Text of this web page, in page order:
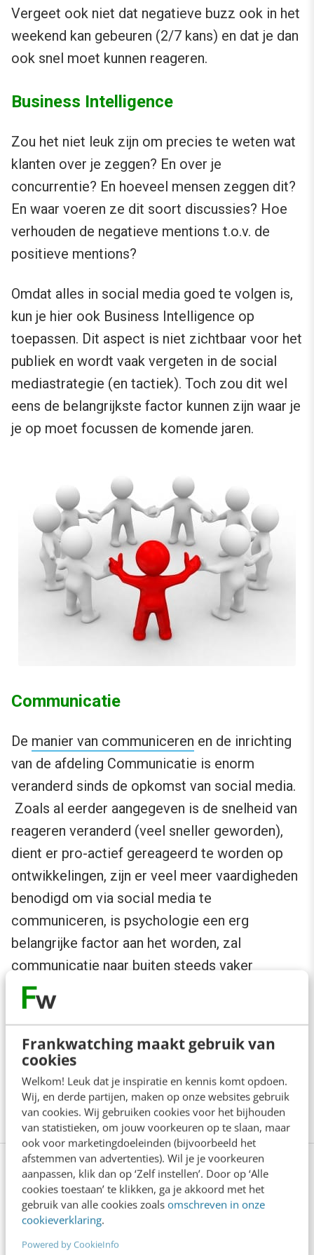
Frankwatching maakt gebruik van
cookies
Welkom! Leuk dat je inspiratie en kennis komt opdoen.
Wij, en derde partijen, maken op onze websites gebruik
van cookies. Wij gebruiken cookies voor het bijhouden
van statistieken, om jouw voorkeuren op te slaan, maar
ook voor marketingdoeleinden (bijvoorbeeld het
afstemmen van advertenties). Wil je je voorkeuren
aanpassen, klik dan op ‘Zelf instellen’. Door op ‘Alle
cookies toestaan’ te klikken, ga je akkoord met het
gebruik van alle cookies zoals omschreven in onze
cookieverklaring.
Powered by CookieInfo
Vergeet ook niet dat negatieve buzz ook in het
weekend kan gebeuren (2/7 kans) en dat je dan
ook snel moet kunnen reageren.
Business Intelligence
Zou het niet leuk zijn om precies te weten wat
klanten over je zeggen? En over je
concurrentie? En hoeveel mensen zeggen dit?
En waar voeren ze dit soort discussies? Hoe
verhouden de negatieve mentions t.o.v. de
positieve mentions?
Omdat alles in social media goed te volgen is,
kun je hier ook Business Intelligence op
toepassen. Dit aspect is niet zichtbaar voor het
publiek en wordt vaak vergeten in de social
mediastrategie (en tactiek). Toch zou dit wel
eens de belangrijkste factor kunnen zijn waar je
je op moet focussen de komende jaren.
Communicatie
De manier van communiceren en de inrichting
van de afdeling Communicatie is enorm
veranderd sinds de opkomst van social media.
Zoals al eerder aangegeven is de snelheid van
reageren veranderd (veel sneller geworden),
dient er pro-actief gereageerd te worden op
ontwikkelingen, zijn er veel meer vaardigheden
benodigd om via social media te
communiceren, is psychologie een erg
belangrijke factor aan het worden, zal
communicatie naar buiten steeds vaker
decentraal gebeuren en door meer
medewerkers, wordt communicatie steeds
gecommuniceerd te worden. Deze
veranderingen eisen nogal wat voor de
communicatiespecialisten.
Aan de slag met content? Volg een
training van Frankwatching